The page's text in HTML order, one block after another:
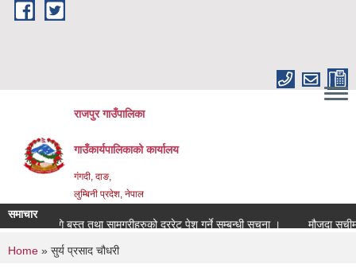
Skip to main content
राजपुर गाउँपालिका
गाउँकार्यपालिकाको कार्यालय
गंगदी, दाङ,
लुम्बिनी प्रदेश, नेपाल
समाचार
को लागि बस्तु तथा सामग्रीहरुको दररेट पेश गर्ने सम्बन्धी सूचना ।
मौजुदा
You are here
Home » सुर्य प्रसाद चौधरी